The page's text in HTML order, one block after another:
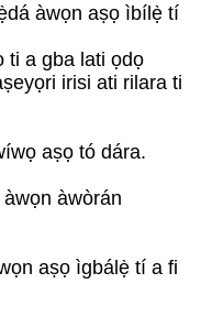
àwọn aṣọ ìbílẹ̀ tí
ti a gba lati ọdọ
irisi ati rilara ti
aṣọ tó dára.
àwòrán
aṣọ ìgbálẹ̀ tí a fi